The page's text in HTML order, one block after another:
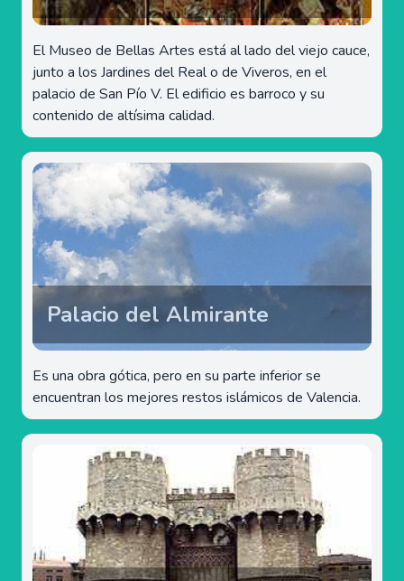
El Museo de Bellas Artes está al lado del viejo cauce,
junto a los Jardines del Real o de Viveros, en el
palacio de San Pío V. El edificio es barroco y su
contenido de altísima calidad.
Palacio del Almirante
Es una obra gótica, pero en su parte inferior se
encuentran los mejores restos islámicos de Valencia.